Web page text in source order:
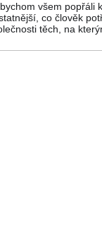
všem
co člověk
těch, na